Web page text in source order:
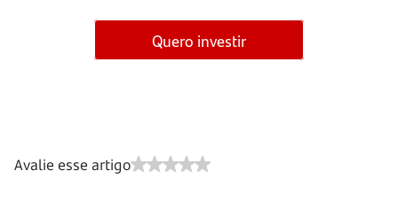
Quero investir
Avalie esse artigo